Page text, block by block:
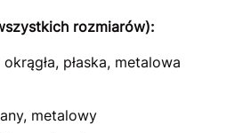
rozmiarów):
płaska, metalowa
metalowy